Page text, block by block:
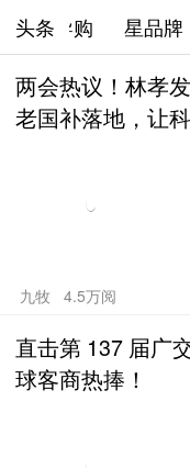
头条 导购 星品牌
两会热议！林孝
老国补落地，让
九牧 4.5万阅
直击第 137 届广
球客商热捧！